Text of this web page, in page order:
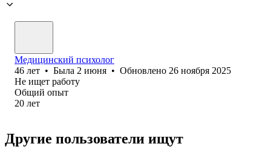
Медицинский психолог
46 лет • Была 2 июня • Обновлено 26 ноября 2025
Не ищет работу
Общий опыт
20 лет
Другие пользователи ищут